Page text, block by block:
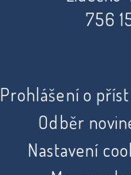
756
Prohlášení o
Odběr
Nastavení